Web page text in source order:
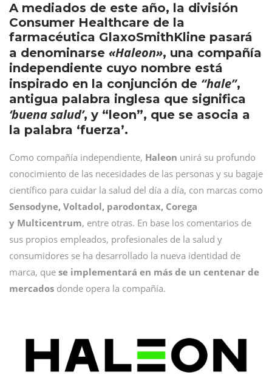
A mediados de este año, la división
Consumer Healthcare de la
farmacéutica GlaxoSmithKline pasará
a denominarse «Haleon», una compañía
independiente cuyo nombre está
inspirado en la conjunción de “hale”,
antigua palabra inglesa que significa
‘buena salud’, y “leon”, que se asocia a
la palabra ‘fuerza’.
Como compañía independiente, Haleon unirá su profundo
conocimiento de las necesidades de las personas y su bagaje
científico para cuidar la salud del día a día, con marcas como
Sensodyne, Voltadol, parodontax, Corega
y Multicentrum, entre otras. En base los comentarios de
sus propios empleados, profesionales de la salud y
consumidores se ha desarrollado la nueva identidad de
marca, que se implementará en más de un centenar de
mercados donde opera la compañía.